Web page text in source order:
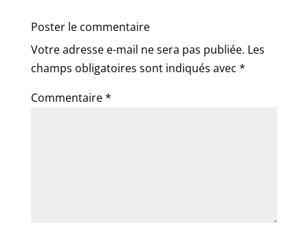
Poster le commentaire
Votre adresse e-mail ne sera pas publiée. Les
champs obligatoires sont indiqués avec *
Commentaire*